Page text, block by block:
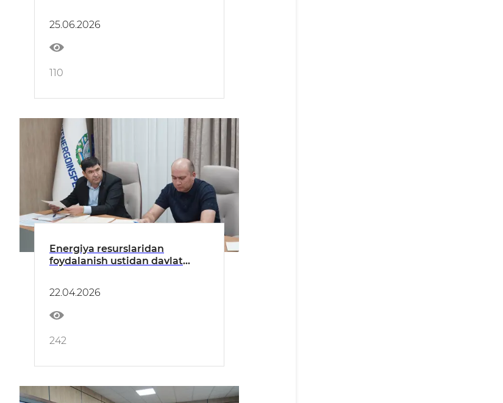
inspeksiyasi boshlig‘ining
MUROJAATI
25.06.2026
110
Energiya resurslaridan
foydalanish ustidan davlat
tadbirlar muhokama qilindi
22.04.2026
242